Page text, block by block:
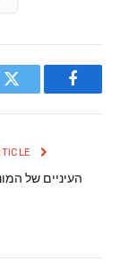
Facebook
העיניים של